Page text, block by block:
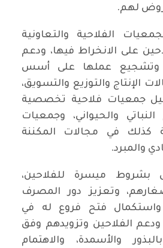
لهم.
الفلاحية والتعاونية
على الانخراط فيها، ودعم
وتشجيع عملها على أسس
الإنتاج والتوزيع والتسويق،
جمعيات فلاحية تخصصية
والحيواني، وجمعيات
كذلك في مجالات المكننة
والمبرد.
بشروط ميسرة للفلاحين،
وتعزيز دور المصرف
واستكمال فتح فروع له في
ودعم الفلاحين وتزويدهم وفق
والأسمدة، والاهتمام